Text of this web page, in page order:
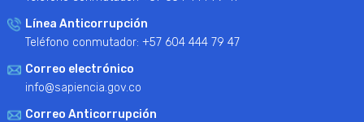
Línea Anticorrupción
Teléfono conmutador: +57 604 444 79 47
Correo electrónico
info@sapiencia.gov.co
Correo Anticorrupción